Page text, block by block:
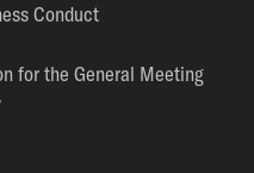
Conduct
for the General Meeting